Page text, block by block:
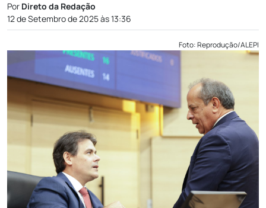
Por Direto da Redação
12 de Setembro de 2025 às 13:36
Foto: Reprodução/ALEPI